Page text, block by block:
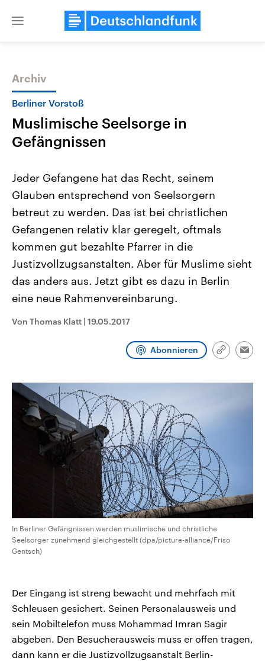
Close
Themen
Landtagswahl Sachsen-Anhalt
2026
Alle Informationen
Sachsen-Anhalt wählt am 6.
September 2026 einen neuen
Landtag. Seit 2021 wird das
Bundesland von einer Koalition aus
CDU, SPD und FDP regiert.-
Umfragen, Prognosen,
Wahlprogramme, aktuelle Berichte
und Hintergründe zu den Parteien
Wahl.
USA
Aktuelle Beiträge,
Hintergründe
Wirtschaftlich und
gehören die Vereinigten
den mächtigsten Ländern
mit großem Einfluss auf
Sendungen Programm Podcasts
Archiv
Berliner Vorstoß
Muslimische Seelsorge in
Gefängnissen
Jeder Gefangene hat das Recht, seinem
Glauben entsprechend von Seelsorgern
betreut zu werden. Das ist bei christlichen
Gefangenen relativ klar geregelt, oftmals
kommen gut bezahlte Pfarrer in die
Justizvollzugsanstalten. Aber für Muslime sieht
das anders aus. Jetzt gibt es dazu in Berlin
eine neue Rahmenvereinbarung.
Von Thomas Klatt | 19.05.2017
Abonnieren
Link
In Berliner Gefängnissen werden muslimische und christliche
Seelsorger zunehmend gleichgestellt (dpa/picture-alliance/Friso
Gentsch)
Der Eingang ist streng bewacht und mehrfach mit
Schleusen gesichert. Seinen Personalausweis und
sein Mobiltelefon muss Mohammad Imran Sagir
abgeben. Den Besucherausweis muss er offen tragen,
dann kann er die Justizvollzugsanstalt Berlin-